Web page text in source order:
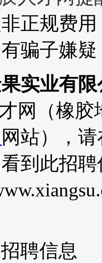
正规费
骗子嫌
实业有
网（橡
网站），
到此招
聘信息